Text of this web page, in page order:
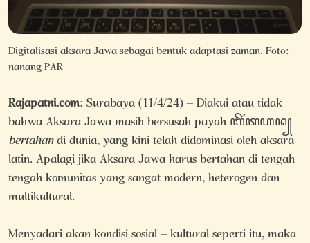
Digitalisasi aksara Jawa sebagai bentuk adaptasi zaman. Foto:
nanang PAR
Rajapatni.com: Surabaya (11/4/24) – Diakui atau tidak
bahwa Aksara Jawa masih bersusah payah ꦧꦼꦂꦠꦲꦤ꧀
bertahandi dunia, yang kini telah didominasi oleh aksara
latin. Apalagi jika Aksara Jawa harus bertahan di tengah
tengah komunitas yang sangat modern, heterogen dan
multikultural.
Menyadari akan kondisi sosial – kultural seperti itu, maka